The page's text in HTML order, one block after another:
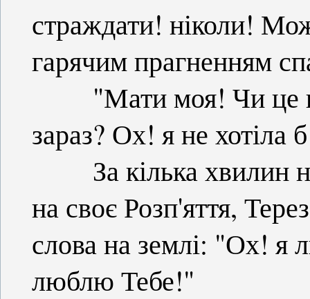
страждати! ніколи!
гарячим прагненням
"Мати моя! Чи це
зараз? Ох! я не
За кілька хвилин
на своє Розп'яття,
слова на землі: "Ох!
люблю Тебе!"